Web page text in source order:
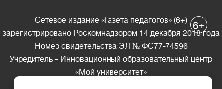
Сетевое издание «Газета педагогов» (6+)
зарегистрировано Роскомнадзором 14 декабря 2018 года
Номер свидетельства ЭЛ № ФС77-74596
Учредитель – Инновационный образовательный центр
«Мой университет»
6+